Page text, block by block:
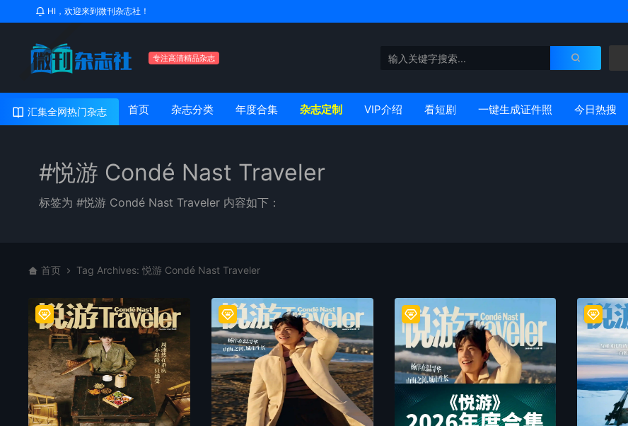
HI，欢迎来到微刊杂志社！
专注高清精品杂志
汇集全网热门杂志 首页 杂志分类 年度合集 杂志定制 VIP介绍 看短剧 一键生成证件照 今日热搜
#悦游 Condé Nast Traveler
标签为 #悦游 Condé Nast Traveler 内容如下：
首页 Tag Archives: 悦游 Condé Nast Traveler